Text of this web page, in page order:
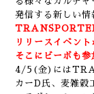
発信する新しい情
TRANSPORTER
リリースイベント
そこにビーボも
4/5(金)には
カーD氏、麦雑穀